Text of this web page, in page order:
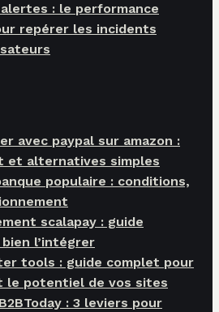
: le performance
repérer les incidents
avec paypal sur amazon :
et alternatives simples
populaire : conditions,
scalapay : guide
l’intégrer
tools : guide complet pour
le potentiel de vos sites
: 3 leviers pour